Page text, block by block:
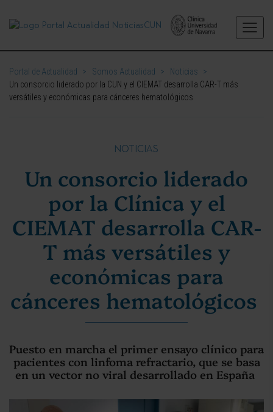
Portal de Actualidad > Somos Actualidad > Noticias
>
Un consorcio liderado por la CUN y el CIEMAT desarrolla CAR-T más
versátiles y económicas para cánceres hematológicos
NOTICIAS
Un consorcio liderado
por la Clínica y el
CIEMAT desarrolla CAR-
T más versátiles y
económicas para
cánceres hematológicos
Puesto en marcha el primer ensayo clínico para
pacientes con linfoma refractario, que se basa
en un vector no viral desarrollado en España